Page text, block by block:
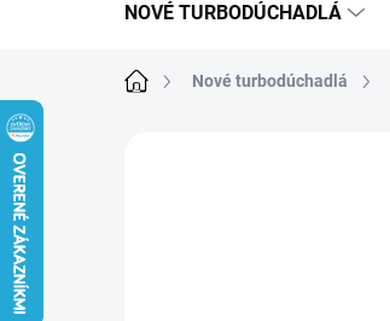
NOVÉ TURBODÚCHADLÁ
DomovNové turbodúchadlá